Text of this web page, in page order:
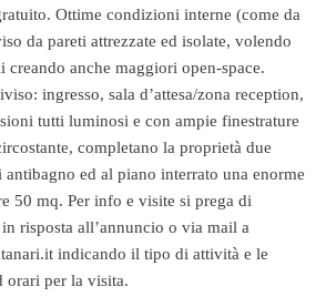
Ottime condizioni interne (come da
da pareti attrezzate ed isolate, volendo
anche maggiori open-space.
ingresso, sala d’attesa/zona reception,
tutti luminosi e con ampie finestrature
completano la proprietà due
ed al piano interrato una enorme
50 mq. Per info e visite si prega di
risposta all’annuncio o via mail a
indicando il tipo di attività e le
orari per la visita.